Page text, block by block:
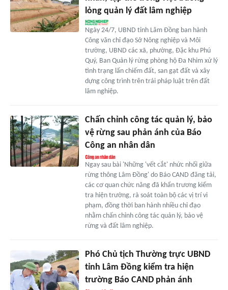
lỏng quản lý đất lâm nghiệp
Ngày 24/7, UBND tỉnh Lâm Đồng ban hành
Công văn chỉ đạo Sở Nông nghiệp và Môi
trường, UBND các xã, phường, Đặc khu Phú
Quý, Ban Quản lý rừng phòng hộ Đa Nhim xử lý
tình trạng lấn chiếm đất, san gạt đất và xây
dựng công trình trên trái pháp luật trên đất
lâm nghiệp.
Chấn chỉnh công tác quản lý, bảo
vệ rừng sau phản ánh của Báo
Công an nhân dân
Ngay sau bài 'Những 'vết cắt' nhức nhối giữa
rừng thông Lâm Đồng' do Báo CAND đăng tải,
các cơ quan chức năng đã khẩn trương kiểm
tra hiện trường, rà soát toàn bộ các vị trí vi
phạm, đồng thời ban hành nhiều chỉ đạo
nhằm chấn chỉnh công tác quản lý, bảo vệ
rừng và đất lâm nghiệp.
Phó Chủ tịch Thường trực UBND
tỉnh Lâm Đồng kiểm tra hiện
trường Báo CAND phản ánh